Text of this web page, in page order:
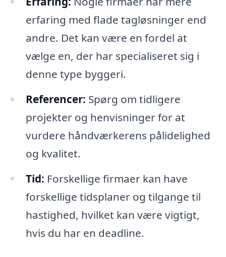
erfaring med flade tagløsninger end
andre. Det kan være en fordel at
vælge en, der har specialiseret sig i
denne type byggeri.
Referencer: Spørg om tidligere
projekter og henvisninger for at
vurdere håndværkerens pålidelighed
og kvalitet.
Tid: Forskellige firmaer kan have
forskellige tidsplaner og tilgange til
hastighed, hvilket kan være vigtigt,
hvis du har en deadline.